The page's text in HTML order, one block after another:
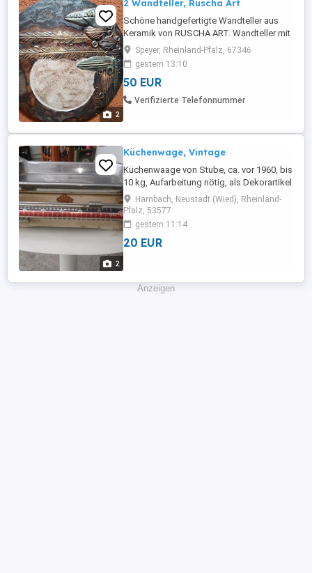
2
2 Wandteller, Ruscha Art
Schöne handgefertigte Wandteller aus
Keramik von RUSCHA ART. Wandteller mit
handgemaltem floralem Dekor. Hoch
dekorative Stücke. Materialien: Keramik
Durchmesser: 28,7 cm GEWICHT: je 1250
g ZUSTAND: sehr gut, Auch einzeln zu
haben. Abholung und Barzahlung
Speyer, Rheinland-Pfalz, 67346
gestern 13:10
50 EUR
Verifizierte Telefonnummer
2
Küchenwage, Vintage
Küchenwaage von Stube, ca. vor 1960, bis
10 kg, Aufarbeitung nötig, als Dekorartikel
gut geignet.
Hambach, Neustadt (Wied), Rheinland-
Pfalz, 53577
gestern 11:14
20 EUR
Anzeigen